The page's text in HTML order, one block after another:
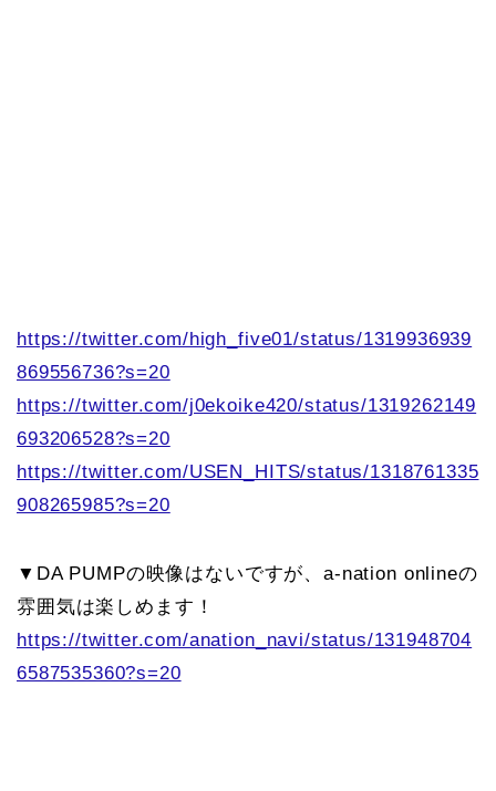
https://twitter.com/high_five01/status/1319936939
869556736?s=20
https://twitter.com/j0ekoike420/status/1319262149
693206528?s=20
https://twitter.com/USEN_HITS/status/1318761335
908265985?s=20
▼DA PUMPの映像はないですが、a-nation onlineの
雰囲気は楽しめます！
https://twitter.com/anation_navi/status/131948704
6587535360?s=20